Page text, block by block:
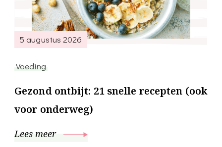
5 augustus 2026
Voeding
Gezond ontbijt: 21 snelle recepten (ook
voor onderweg)
Lees meer